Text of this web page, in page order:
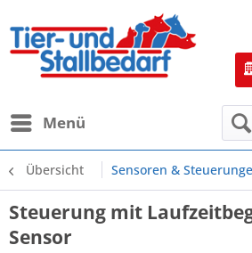
Menü
Übersicht Sensoren &
Steuerung mit
Sensor